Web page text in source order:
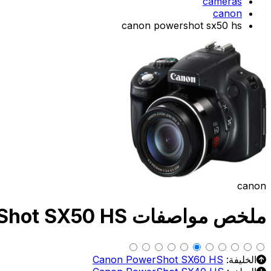
canon
canon powershot sx50 hs
canon
ملخص مواصفات Canon PowerShot SX50 HS
الخليفة: Canon PowerShot SX60 HS